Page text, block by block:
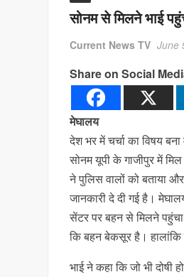
सोनम से मिलने भाई
Current News TV June
Share on Social
मेघालय
देश भर में चर्चा का विषय
सोनम यूपी के गाजीपुर में
ने पुलिस वालों को बताया
जानकारी दे दी गई है।
सेंटर पर बहन से मिलने
कि बहन बेकसूर है। हालांकि
भाई ने कहा कि जो भी